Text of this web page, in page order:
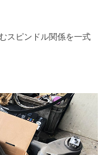
スピンドル関係を一式